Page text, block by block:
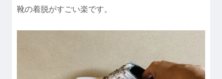
靴の着脱がすごい楽です。